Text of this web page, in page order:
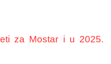
za Mostar i u 2025.